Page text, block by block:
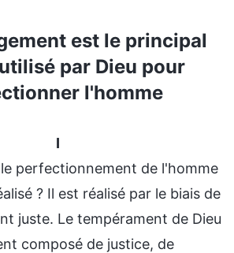
est le principal
par Dieu pour
l'homme
I
perfectionnement de l'homme
? Il est réalisé par le biais de
juste. Le tempérament de Dieu
composé de justice, de